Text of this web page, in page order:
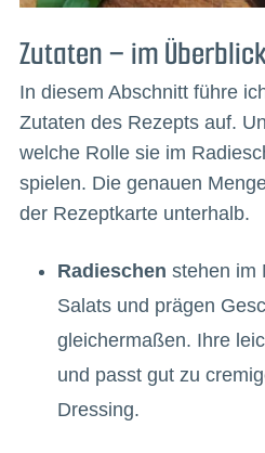
Zutaten – im
In diesem Abschnitt führe
Zutaten des Rezepts auf.
welche Rolle sie im
spielen. Die genauen
der Rezeptkarte unterhalb.
Radieschen stehen im
Salats und prägen
gleichermaßen. Ihre
und passt gut zu
Dressing.